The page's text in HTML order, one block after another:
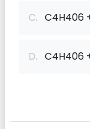
C. C4H406
D. C4H406